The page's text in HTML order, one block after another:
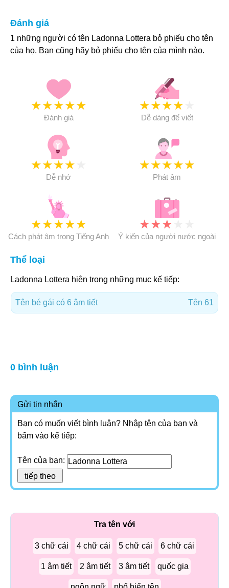
Đánh giá
1 những người có tên Ladonna Lottera bỏ phiếu cho tên
của họ. Bạn cũng hãy bỏ phiếu cho tên của mình nào.
★★★★★
Đánh giá
★★★★
Dễ dàng để viết
★★★★
Dễ nhớ
★★★★★
Phát âm
★★★★★
Cách phát âm trong Tiếng Anh
★★★
Ý kiến của người nước ngoài
Thể loại
Ladonna Lottera hiện trong những mục kế tiếp:
Tên bé gái có 6 âm tiết Tên 61
0 bình luận
Gửi tin nhắn
Bạn có muốn viết bình luận? Nhập tên của bạn và
bấm vào kế tiếp:
Tên của bạn:
Tra tên với
3 chữ cái 4 chữ cái 5 chữ cái 6 chữ cái
1 âm tiết 2 âm tiết 3 âm tiết quốc gia